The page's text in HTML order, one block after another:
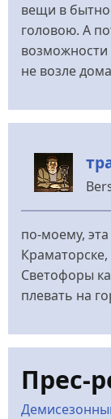
вещи в
головою. А
возможности
не возле
по-моему,
Светофоры
плевать на
Прес-